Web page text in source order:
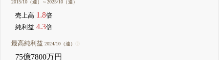
2015/10（連）～2025/10（連）
売上高 1.8倍
純利益 4.3倍
最高純利益2024/10（連）
75億7800万円